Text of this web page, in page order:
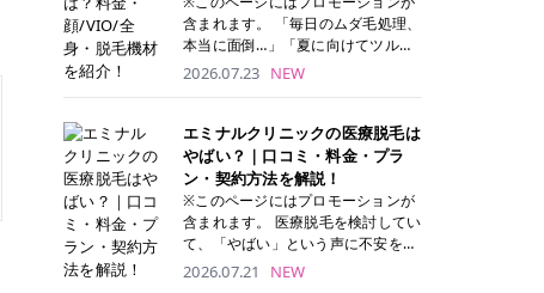
気になる部分には数分のせて部分用
パックとしても使用できるため、1
両方を叶えられます。 韓国コスメブ
ランドを中心に人気を集めていまし
たが、現在では日本でも定番のスキ
ンケアアイテムとして幅広い世代に
愛用されています。 トナーパッドの
特徴 トナーパッドと拭き取り化粧水
の違い 「トナーパッド」と「拭き取
り化粧水」はどちらも洗顔後に使用
するスキンケアアイテムですが、使
い方や特徴に違いがあります。 トナ
含まれます。 「毎日のムダ毛処理、
本当に面倒…」「夏に向けてツルツ
ル肌になりたい！」 そう思って東京
べばいいの？と迷ってしまいますよ
ね。 この記事では、医療脱毛の基本
から、東京で特に通いやすいフレイ
アクリニック・レジーナクリニッ
ク・エミナルクリニック・リゼクリ
ニックの4院について、分かりやす
リニックを見つけて、面倒な自己処
2026.07.23 NEW
エミナルクリニックの医療脱毛は
やばい？｜口コミ・料金・プラ
ン・契約方法を解説！
※このページにはプロモーションが
含まれます。 医療脱毛を検討してい
て、「やばい」という声に不安を抱
える方も多いのではないでしょう
2026.07.21 NEW